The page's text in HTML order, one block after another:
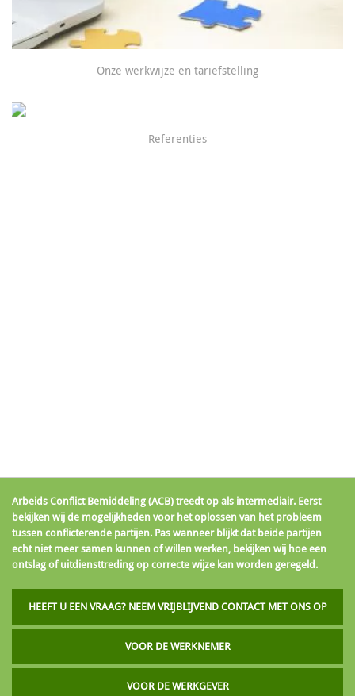
Onze werkwijze en tariefstelling
Referenties
Arbeids Conflict Bemiddeling (ACB) treedt op als intermediair. Eerst
bekijken wij de mogelijkheden voor het oplossen van het probleem
tussen conflicterende partijen. Pas wanneer blijkt dat beide partijen
echt niet meer samen kunnen of willen werken, bekijken wij hoe een
ontslag of uitdiensttreding op correcte wijze kan worden geregeld.
HEEFT U EEN VRAAG? NEEM VRIJBLIJVEND CONTACT MET ONS OP
VOOR DE WERKNEMER
VOOR DE WERKGEVER